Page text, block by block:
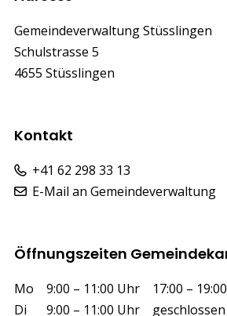
Gemeindeverwaltung Stüsslingen
Schulstrasse 5
4655 Stüsslingen
Kontakt
+41 62 298 33 13
E-Mail an Gemeindeverwaltung
Öffnungszeiten
Wochentag Vormittag Nachmittag
Mo 9:00 – 11:00 Uhr
17:00 –
Di
9:00 – 11:00 Uhr
geschlossen